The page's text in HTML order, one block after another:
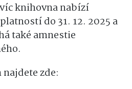
knihovna nabízí
do 31. 12. 2025 a
také amnestie
zde: